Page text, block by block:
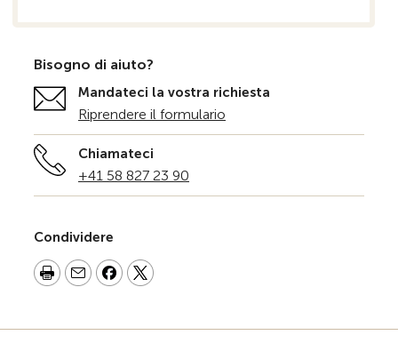
Bisogno di aiuto?
Mandateci la vostra richiesta
Riprendere il formulario
Chiamateci
+41 58 827 23 90
Condividere